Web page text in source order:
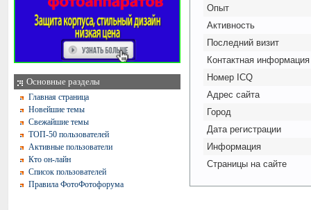
Основные разделы
Главная страница
Новейшие темы
Свежайшие темы
ТОП-50 пользователей
Активные пользователи
Кто он-лайн
Список пользователей
Правила ФотоФотофорума
Опыт
Активность
Последний визит
Контактная информация
Номер ICQ
Адрес сайта
Город
Дата регистрации
Информация
Страницы на сайте